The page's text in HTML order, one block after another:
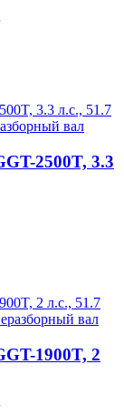
2500T, 3.3
1900T, 2